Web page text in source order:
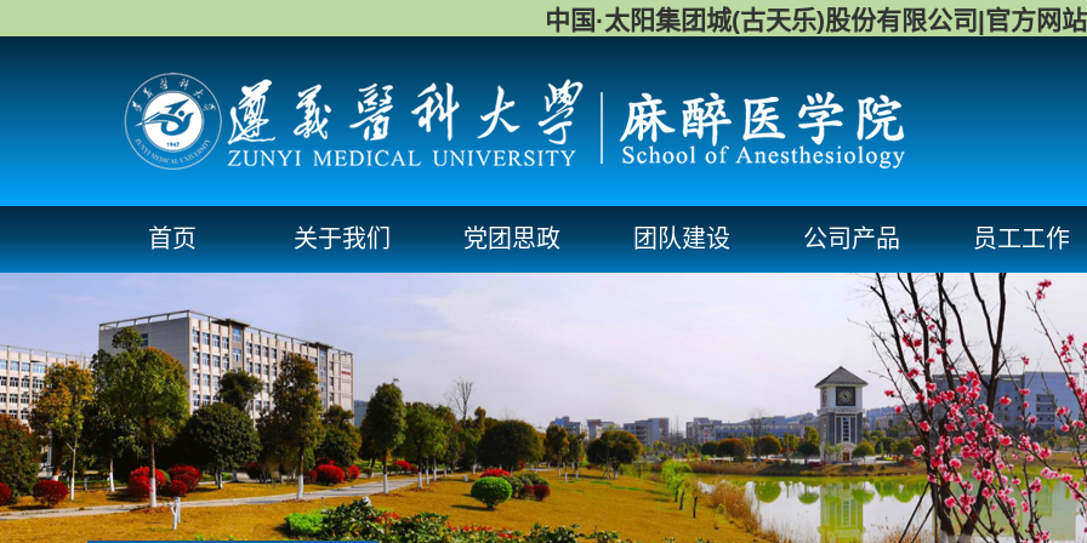
中国·太阳集团城(古天乐)股份有限公司|官方网站
首页 关于我们 党团思政 团队建设 公司产品 员工工作